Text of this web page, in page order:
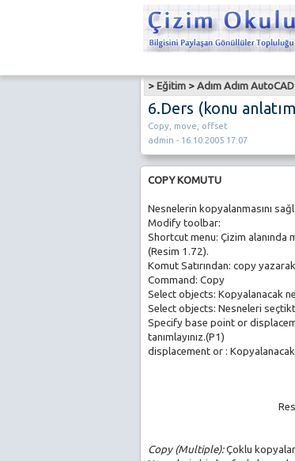
> Eğitim> Adım Adım
6.Ders (konu
Copy, move, offset
admin - 16.10.2005 17:07
COPY KOMUTU
Nesnelerin kopyalanmasını
Modify toolbar:
Shortcut menu: Çizim alanında
(Resim 1.72).
Komut Satırından: copy
Command: Copy
Select objects: Kopyalanacak
Select objects: Nesneleri
Specify base point or
tanımlayınız.(P1)
displacement or : Kopyalanacak
Copy (Multiple):Çoklu